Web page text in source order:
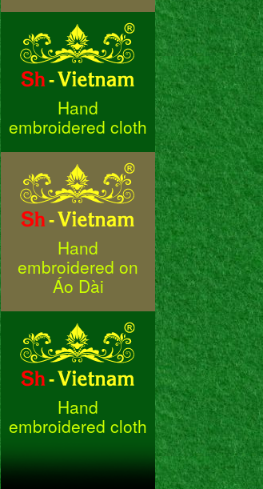
Hand
embroidered cloth
Hand
embroidered on
Áo Dài
Hand
embroidered cloth